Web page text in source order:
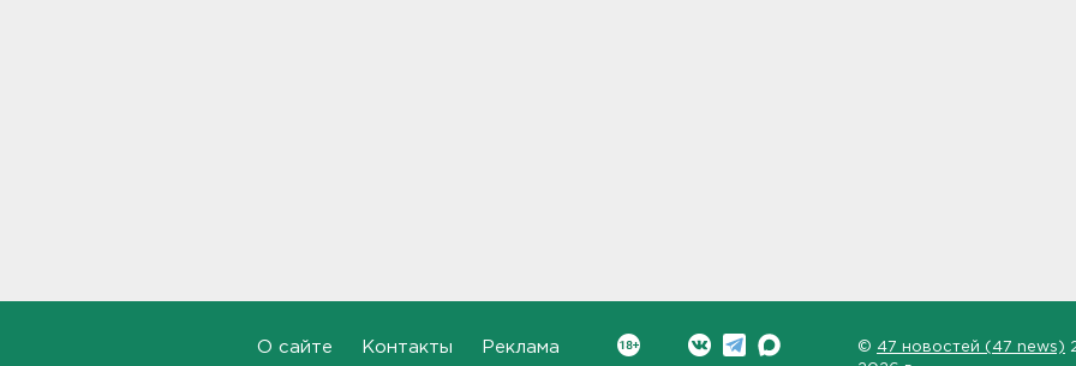
О сайте Контакты Реклама © 47 новостей (47 news)